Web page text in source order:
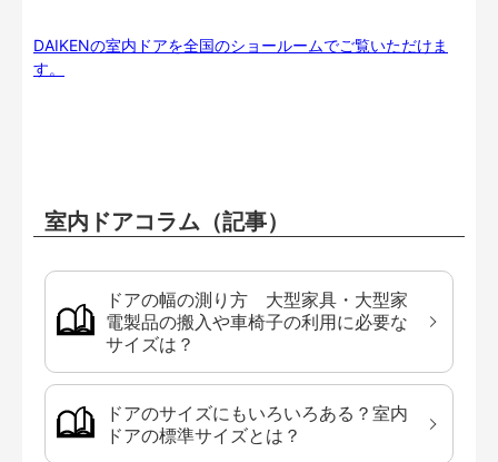
DAIKENの室内ドアを全国のショールームでご覧いただけま
す。
室内ドアコラム（記事）
ドアの幅の測り方 大型家具・大型家
電製品の搬入や車椅子の利用に必要な
サイズは？
ドアのサイズにもいろいろある？室内
ドアの標準サイズとは？